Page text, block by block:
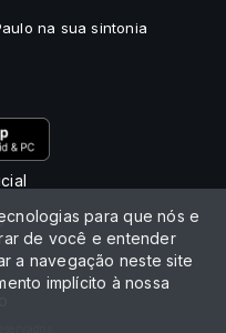
na sua sintonia
para que nós e
de você e entender
a navegação neste site
implícito à nossa